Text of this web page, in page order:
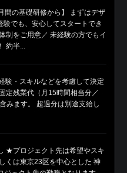
間の基礎研修から】 まずはデザ
験でも、安心してスタートでき
制をご用意／ 未経験の方でもイ
約半...
・スキルなどを考慮して決定
定残業代（月15時間相当分／
みます。 超過分は別途支給し
★プロジェクト先は希望やスキ
くは東京23区を中心とした 神